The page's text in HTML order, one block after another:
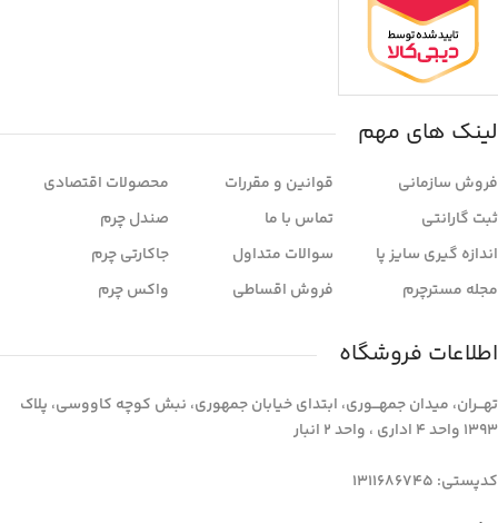
لینک های مهم
فروش سازمانی
ثبت گارانتی
اندازه گیری سایز پا
مجله مسترچرم
قوانین و مقررات
تماس با ما
سوالات متداول
فروش اقساطی
محصولات اقتصادی
صندل چرم
جاکارتی چرم
واکس چرم
اطلاعات فروشگاه
تهـــران، میدان جمهـــوری، ابتدای خیابان جمهوری، نبش کوچه کاووسی، پلاک
1393 واحد 4 اداری ، واحد 2 انبار
کدپستی: 1311686745